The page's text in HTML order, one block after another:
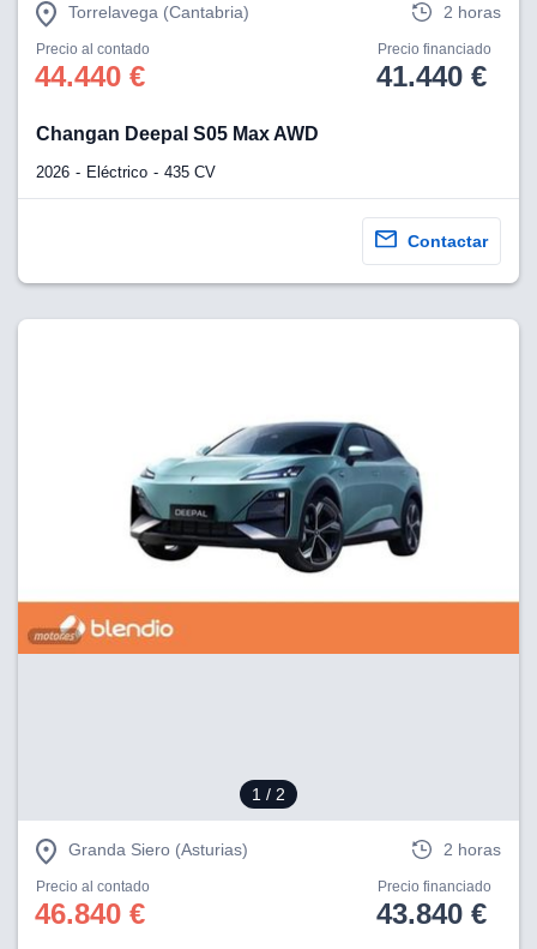
Torrelavega (Cantabria) 2 horas
Precio al contado
44.440 €
Precio financiado
41.440 €
Changan Deepal S05 Max AWD
2026 Eléctrico 435 CV
Contactar
1 / 2
Granda Siero (Asturias) 2 horas
Precio al contado
46.840 €
Precio financiado
43.840 €